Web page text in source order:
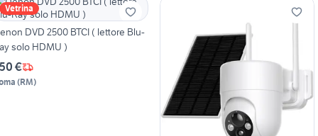
Vetrina
DVD 2500 BTCI ( lettore Blu-
Ray solo HDMU )
€
(RM)